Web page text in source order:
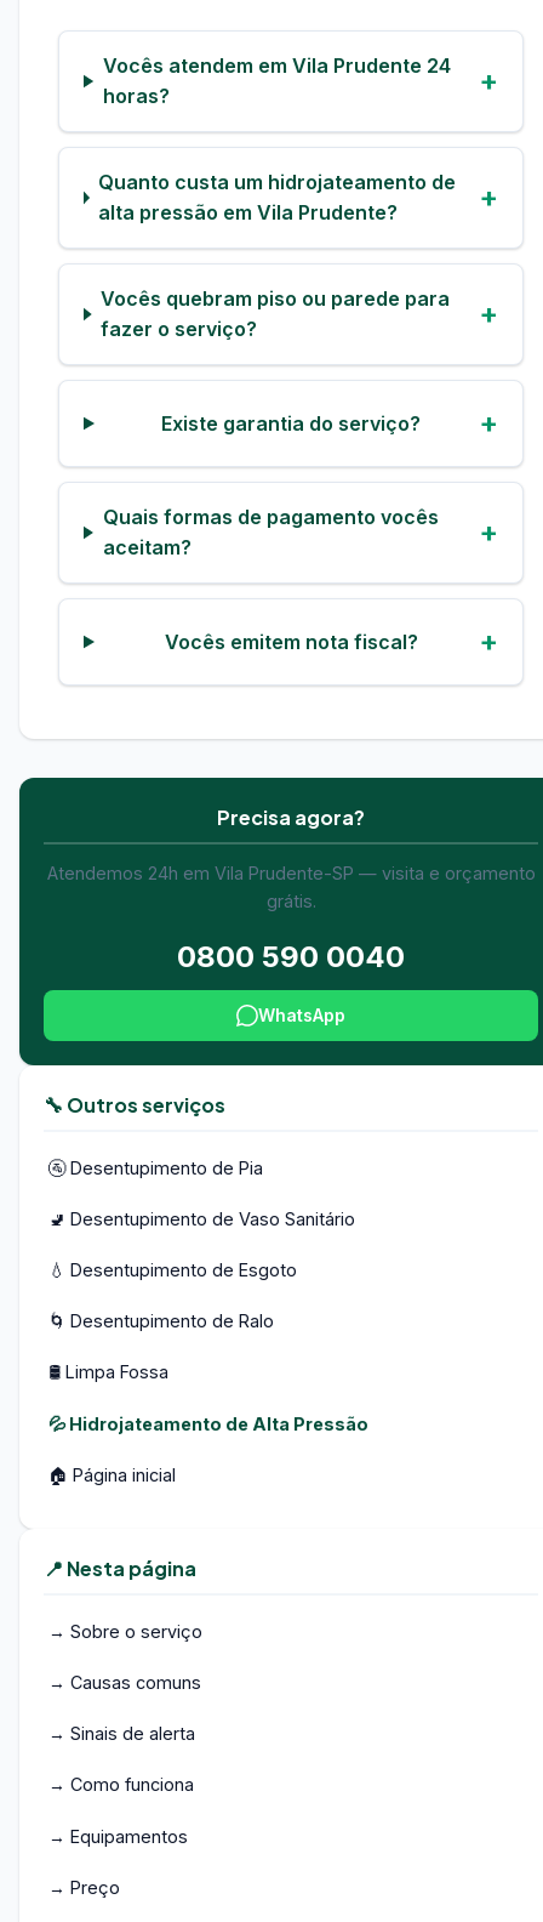
Vocês atendem em Vila Prudente 24
horas?
Quanto custa um hidrojateamento de
alta pressão em Vila Prudente?
Vocês quebram piso ou parede para
fazer o serviço?
Existe garantia do serviço?
Quais formas de pagamento vocês
aceitam?
Vocês emitem nota fiscal?
Precisa agora?
Atendemos 24h em Vila Prudente-SP — visita e orçamento
grátis.
0800 590 0040
WhatsApp
🔧 Outros serviços
🚰 Desentupimento de Pia
🚽 Desentupimento de Vaso Sanitário
💧 Desentupimento de Esgoto
🌀 Desentupimento de Ralo
🛢️ Limpa Fossa
💦 Hidrojateamento de Alta Pressão
🏠 Página inicial
📍 Nesta página
→ Sobre o serviço
→ Causas comuns
→ Sinais de alerta
→ Como funciona
→ Equipamentos
→ Preço